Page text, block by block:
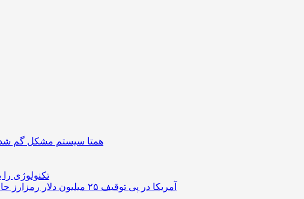
همتا سیستم مشکل گم
تکنولوژی
آمریکا در پی توقیف ۲۵ میلیون دلار رمزارز حاصل از کلاهبرداری‌های عاشقانه است